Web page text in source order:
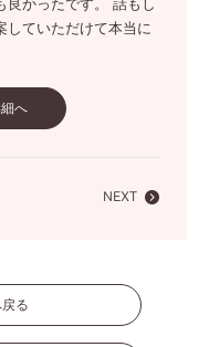
良かったです。 話もし
していただけて本当に
へ
NEXT
る